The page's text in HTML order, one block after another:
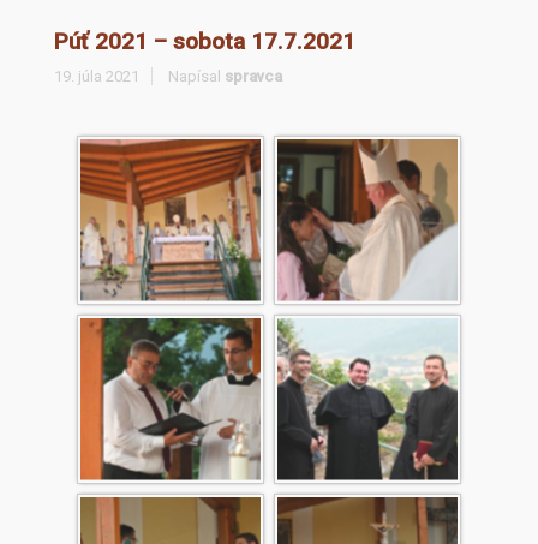
Púť 2021 – sobota 17.7.2021
19. júla 2021 Napísal spravca